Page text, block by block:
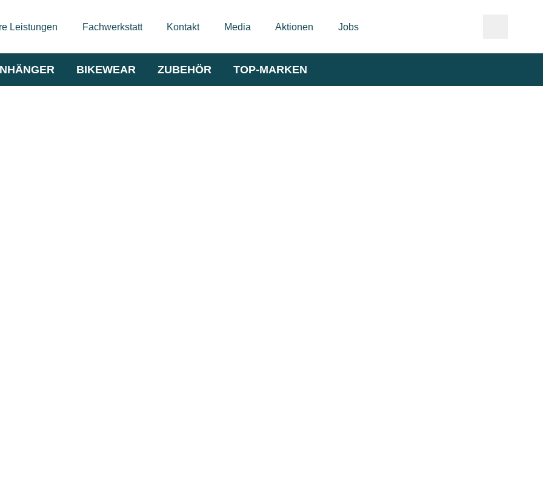
Leistungen Fachwerkstatt Kontakt Media Aktionen Jobs
BIKEWEAR ZUBEHÖR TOP-MARKEN